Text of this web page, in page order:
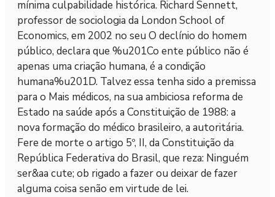
mínima culpabilidade histórica. Richard Sennett,
professor de sociologia da London School of
Economics, em 2002 no seu O declínio do homem
público, declara que %u201Co ente público não é
apenas uma criação humana, é a condição
humana%u201D. Talvez essa tenha sido a premissa
para o Mais médicos, na sua ambiciosa reforma de
Estado na saúde após a Constituição de 1988: a
nova formação do médico brasileiro, a autoritária.
Fere de morte o artigo 5º, II, da Constituição da
República Federativa do Brasil, que reza: Ninguém
ser&aa cute; ob rigado a fazer ou deixar de fazer
alguma coisa senão em virtude de lei.